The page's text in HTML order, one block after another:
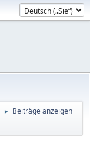
► Beiträge anzeigen